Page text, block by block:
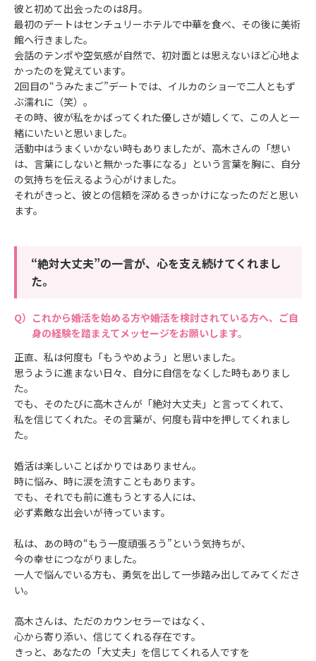
彼と初めて出会ったのは8月。
最初のデートはセンチュリーホテルで中華を食べ、その後に美術
館へ行きました。
会話のテンポや空気感が自然で、初対面とは思えないほど心地よ
かったのを覚えています。
2回目の“うみたまご”デートでは、イルカのショーで二人ともず
ぶ濡れに（笑）。
その時、彼が私をかばってくれた優しさが嬉しくて、この人と一
緒にいたいと思いました。
活動中はうまくいかない時もありましたが、高木さんの「想い
は、言葉にしないと無かった事になる」という言葉を胸に、自分
の気持ちを伝えるよう心がけました。
それがきっと、彼との信頼を深めるきっかけになったのだと思い
ます。
“絶対大丈夫”の一言が、心を支え続けてくれまし
た。
これから婚活を始める方や婚活を検討されている方へ、ご自
身の経験を踏まえてメッセージをお願いします。
正直、私は何度も「もうやめよう」と思いました。
思うように進まない日々、自分に自信をなくした時もありまし
た。
でも、そのたびに高木さんが「絶対大丈夫」と言ってくれて、
私を信じてくれた。その言葉が、何度も背中を押してくれまし
た。
婚活は楽しいことばかりではありません。
時に悩み、時に涙を流すこともあります。
でも、それでも前に進もうとする人には、
必ず素敵な出会いが待っています。
私は、あの時の“もう一度頑張ろう”という気持ちが、
今の幸せにつながりました。
一人で悩んでいる方も、勇気を出して一歩踏み出してみてくださ
い。
高木さんは、ただのカウンセラーではなく、
心から寄り添い、信じてくれる存在です。
きっと、あなたの「大丈夫」を信じてくれる人ですを